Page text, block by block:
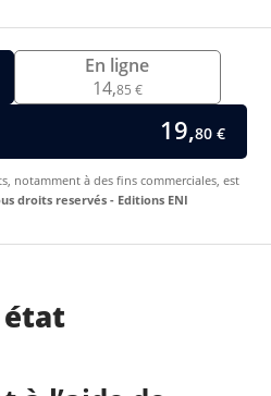
En ligne
14,85 €
19,80 €
notamment à des fins commerciales, est
droits reservés - Editions ENI
état